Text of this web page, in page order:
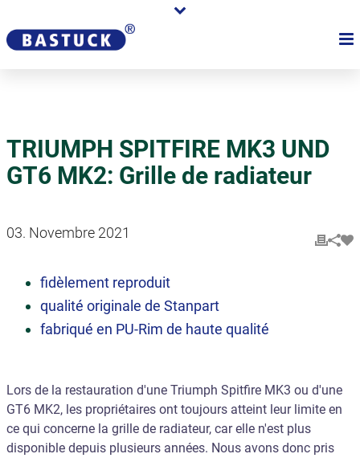
TRIUMPH SPITFIRE MK3 UND
GT6 MK2: Grille de radiateur
03. Novembre 2021
fidèlement reproduit
qualité originale de Stanpart
fabriqué en PU-Rim de haute qualité
Lors de la restauration d'une Triumph Spitfire MK3 ou d'une
GT6 MK2, les propriétaires ont toujours atteint leur limite en
ce qui concerne la grille de radiateur, car elle n'est plus
disponible depuis plusieurs années. Nous avons donc pris